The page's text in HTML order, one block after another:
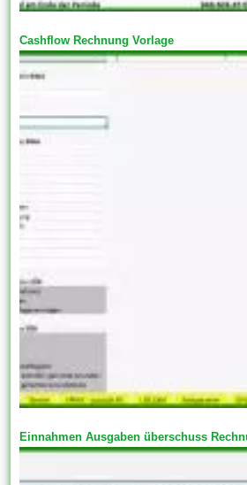
Cashflow Rechnung Vorlage
Einnahmen Ausgaben überschuss